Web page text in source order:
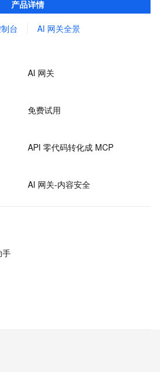
产品详情
台 AI 网关全景
AI 网关
免费试用
API 零代码转化成 MCP
AI 网关-内容安全
手